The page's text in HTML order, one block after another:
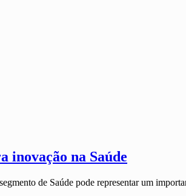
inovação na Saúde
de Saúde pode representar um